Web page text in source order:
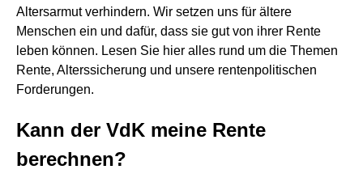
Altersarmut verhindern. Wir setzen uns für ältere
Menschen ein und dafür, dass sie gut von ihrer Rente
leben können. Lesen Sie hier alles rund um die Themen
Rente, Alterssicherung und unsere rentenpolitischen
Forderungen.
Kann der VdK meine Rente
berechnen?